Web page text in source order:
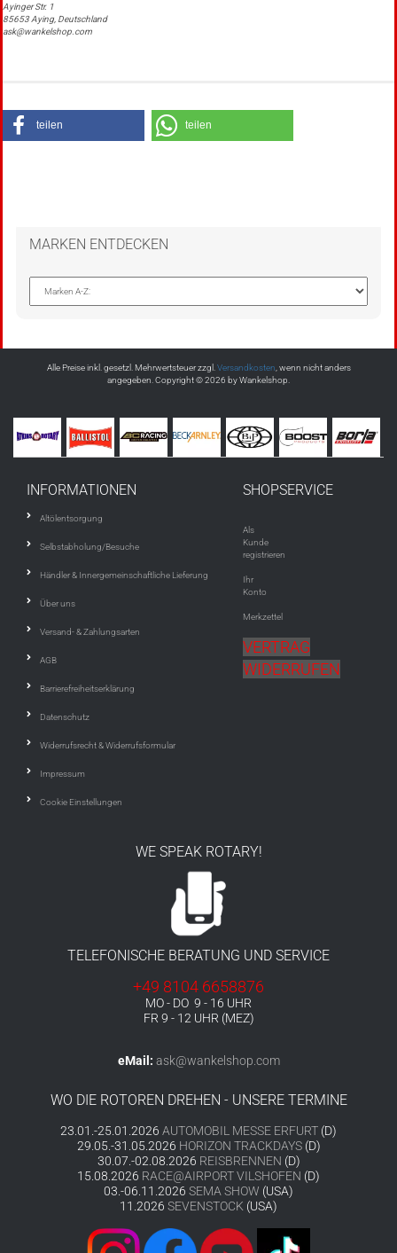
Ayinger Str. 1
85653 Aying, Deutschland
ask@wankelshop.com
teilen teilen
MARKEN ENTDECKEN
Alle Preise inkl. gesetzl. Mehrwertsteuer zzgl. Versandkosten , wenn nicht anders
angegeben. Copyright © 2026 by Wankelshop.
INFORMATIONEN
Altölentsorgung
Selbstabholung/Besuche
Händler & Innergemeinschaftliche Lieferung
Über uns
Versand- & Zahlungsarten
AGB
Barrierefreiheitserklärung
Datenschutz
Widerrufsrecht & Widerrufsformular
Impressum
Cookie Einstellungen
SHOPSERVICE
Als
Kunde
registrieren
Ihr
Konto
Merkzettel
VERTRAG
WIDERRUFEN
WE SPEAK ROTARY!
TELEFONISCHE BERATUNG UND SERVICE
+49 8104 6658876
MO - DO 9 - 16 UHR
FR 9 - 12 UHR (MEZ)
eMail: ask@wankelshop.com
WO DIE ROTOREN DREHEN - UNSERE TERMINE
23.01.-25.01.2026 AUTOMOBIL MESSE ERFURT (D)
29.05.-31.05.2026 HORIZON TRACKDAYS(D)
30.07.-02.08.2026 REISBRENNEN (D)
15.08.2026 RACE@AIRPORT VILSHOFEN (D)
03.-06.11.2026 SEMA SHOW (USA)
11.2026 SEVENSTOCK (USA)